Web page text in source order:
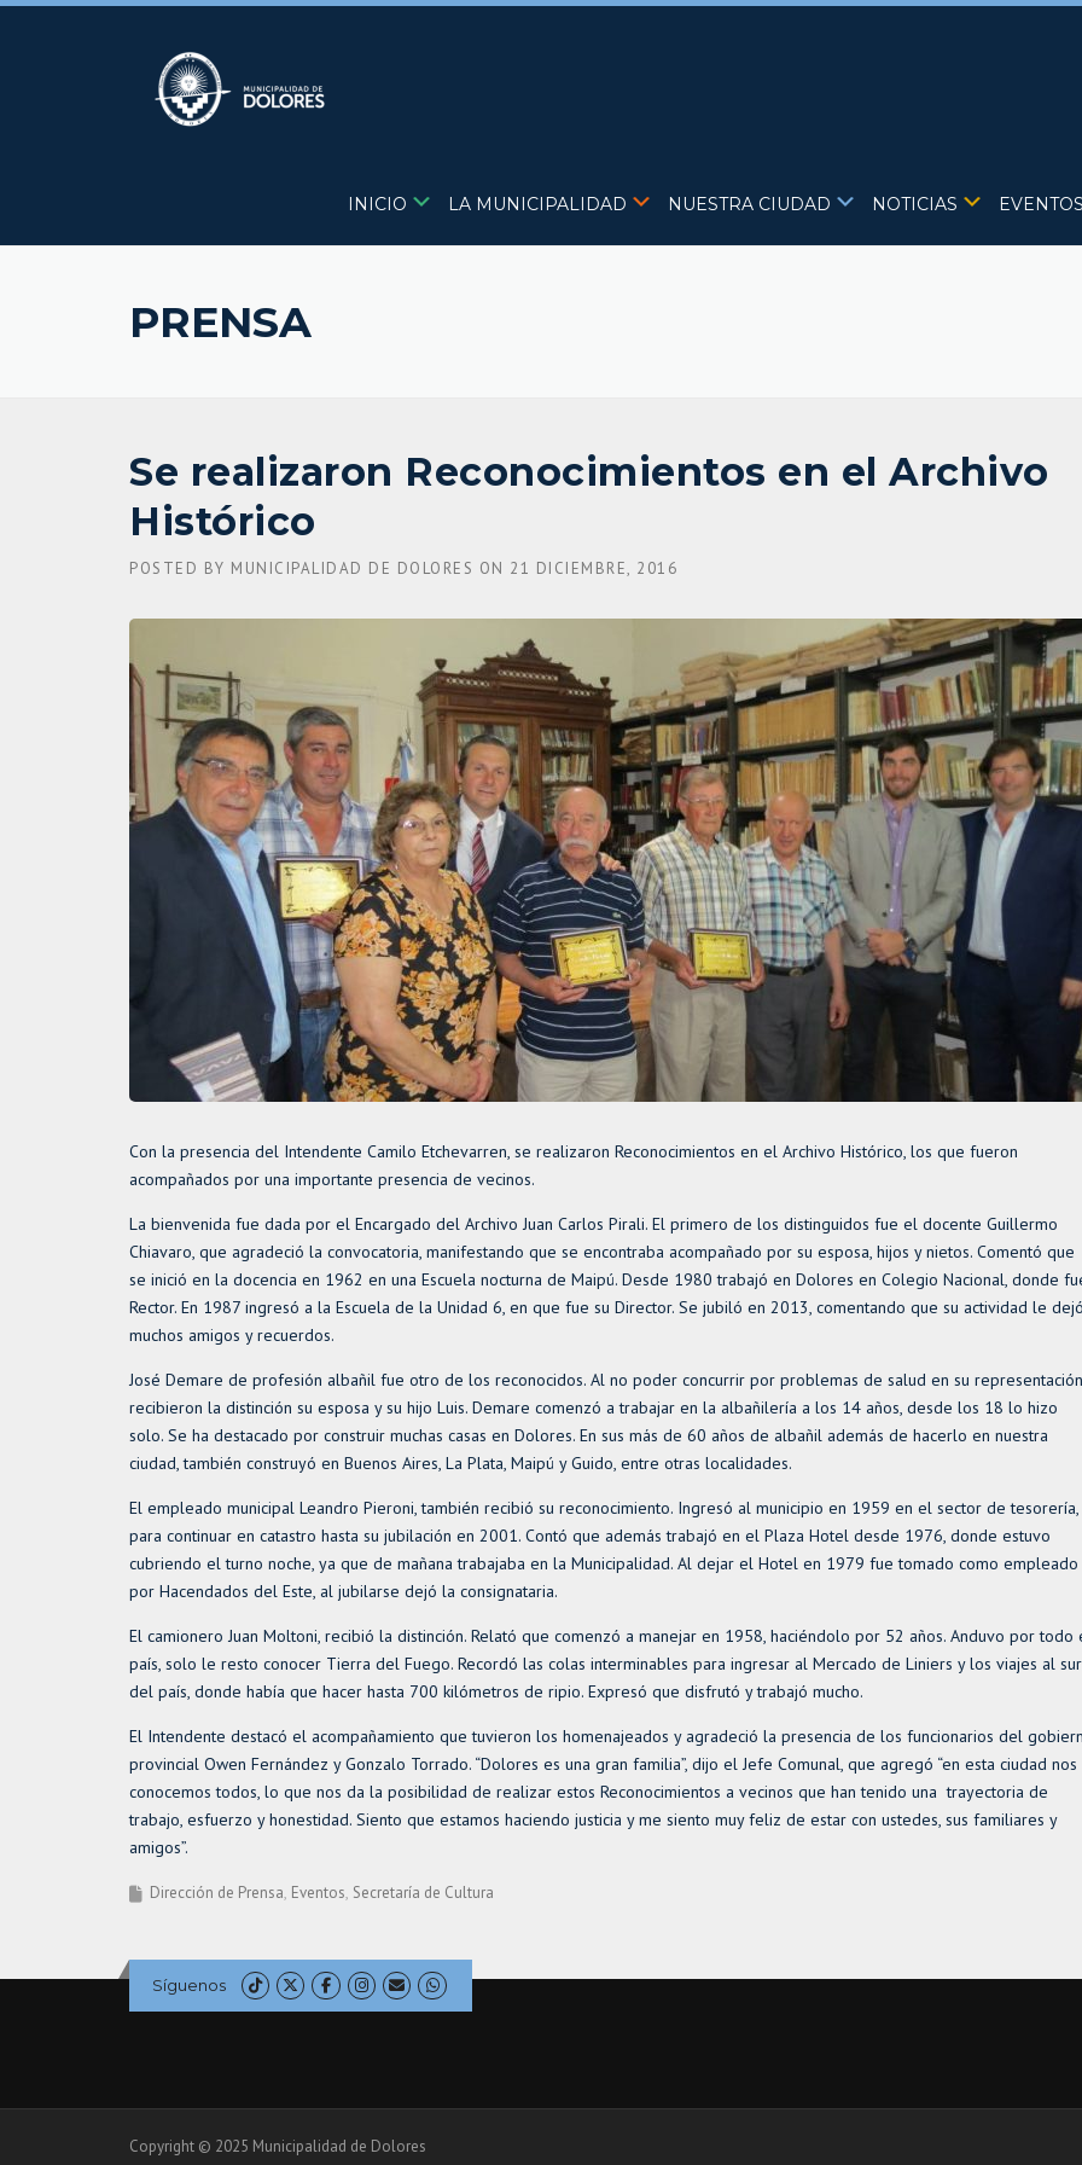
Skip
INICIO LA MUNICIPALIDAD NUESTRA CIUDAD NOTICIAS EVENTOS
PRENSA
Se realizaron Reconocimientos en el Archivo
Histórico
POSTED BY MUNICIPALIDAD DE DOLORES ON 21 DICIEMBRE, 2016
Con la presencia del Intendente Camilo Etchevarren, se realizaron Reconocimientos en el Archivo Histórico, los que fueron
acompañados por una importante presencia de vecinos.
La bienvenida fue dada por el Encargado del Archivo Juan Carlos Pirali. El primero de los distinguidos fue el docente Guillermo
Chiavaro, que agradeció la convocatoria, manifestando que se encontraba acompañado por su esposa, hijos y nietos. Comentó que
se inició en la docencia en 1962 en una Escuela nocturna de Maipú. Desde 1980 trabajó en Dolores en Colegio Nacional, donde
Rector. En 1987 ingresó a la Escuela de la Unidad 6, en que fue su Director. Se jubiló en 2013, comentando que su actividad le dejó
muchos amigos y recuerdos.
José Demare de profesión albañil fue otro de los reconocidos. Al no poder concurrir por problemas de salud en su representación
recibieron la distinción su esposa y su hijo Luis. Demare comenzó a trabajar en la albañilería a los 14 años, desde los 18 lo hizo
solo. Se ha destacado por construir muchas casas en Dolores. En sus más de 60 años de albañil además de hacerlo en nuestra
ciudad, también construyó en Buenos Aires, La Plata, Maipú y Guido, entre otras localidades.
El empleado municipal Leandro Pieroni, también recibió su reconocimiento. Ingresó al municipio en 1959 en el sector de tesorería,
para continuar en catastro hasta su jubilación en 2001. Contó que además trabajó en el Plaza Hotel desde 1976, donde estuvo
cubriendo el turno noche, ya que de mañana trabajaba en la Municipalidad. Al dejar el Hotel en 1979 fue tomado como empleado
por Hacendados del Este, al jubilarse dejó la consignataria.
El camionero Juan Moltoni, recibió la distinción. Relató que comenzó a manejar en 1958, haciéndolo por 52 años. Anduvo por todo
país, solo le resto conocer Tierra del Fuego. Recordó las colas interminables para ingresar al Mercado de Liniers y los viajes al sur
del país, donde había que hacer hasta 700 kilómetros de ripio. Expresó que disfrutó y trabajó mucho.
El Intendente destacó el acompañamiento que tuvieron los homenajeados y agradeció la presencia de los funcionarios del
provincial Owen Fernández y Gonzalo Torrado. “Dolores es una gran familia”, dijo el Jefe Comunal, que agregó “en esta ciudad nos
conocemos todos, lo que nos da la posibilidad de realizar estos Reconocimientos a vecinos que han tenido una trayectoria de
trabajo, esfuerzo y honestidad. Siento que estamos haciendo justicia y me siento muy feliz de estar con ustedes, sus familiares y
amigos”.
Dirección de Prensa Eventos Secretaría de Cultura
Síguenos
Copyright © 2025 Municipalidad de Dolores